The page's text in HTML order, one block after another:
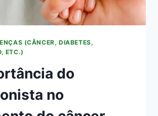
(CÂNCER, DIABETES,
ETC.)
do
no